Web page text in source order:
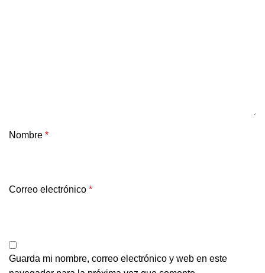
Nombre *
Correo electrónico *
Guarda mi nombre, correo electrónico y web en este